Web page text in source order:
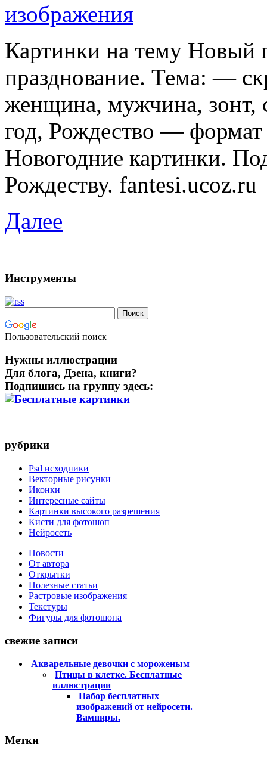
изображения
Картинки на тему Новый
празднование. Тема: —
женщина, мужчина, зонт,
год, Рождество — формат
Новогодние картинки.
Рождеству.
Далее
Инструменты
Пользовательский поиск
Нужны иллюстрации
Для блога, Дзена, книги?
Подпишись на группу здесь:
рубрики
Psd исходники
Векторные рисунки
Иконки
Интересные сайты
Картинки высокого разрешения
Кисти для фотошоп
Нейросеть
Новости
От автора
Открытки
Полезные статьи
Растровые изображения
Текстуры
Фигуры для фотошопа
свежие записи
Акварельные девочки с мороженым
Птицы в клетке. Бесплатные
иллюстрации
Набор бесплатных
изображений от нейросети.
Вампиры.
Метки